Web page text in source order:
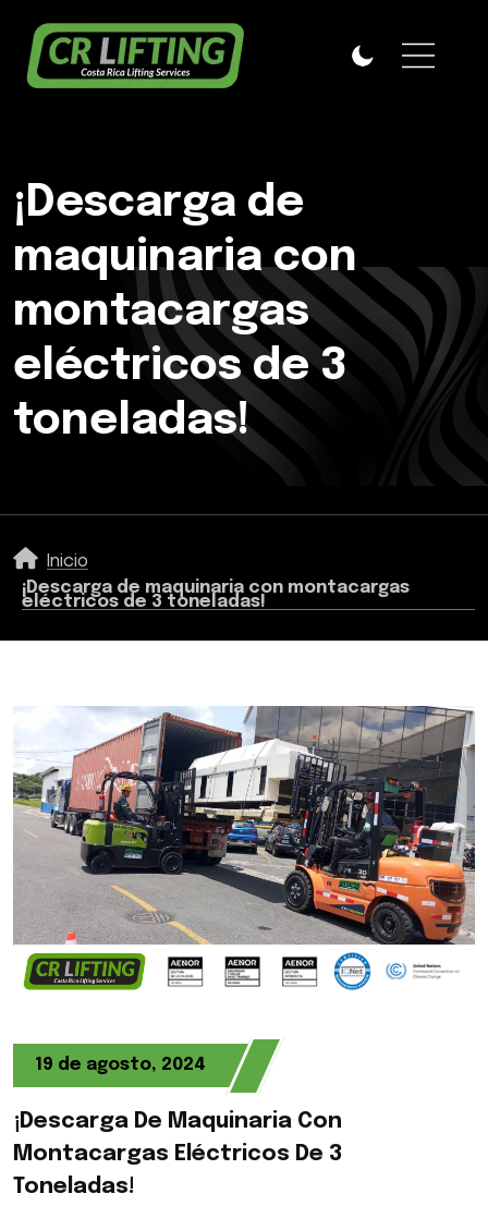
¡Descarga de
maquinaria con
montacargas
eléctricos de 3
toneladas!
Inicio
¡Descarga de maquinaria con montacargas
eléctricos de 3 toneladas!
19 de agosto, 2024
¡Descarga De Maquinaria Con
Montacargas Eléctricos De 3
Toneladas!